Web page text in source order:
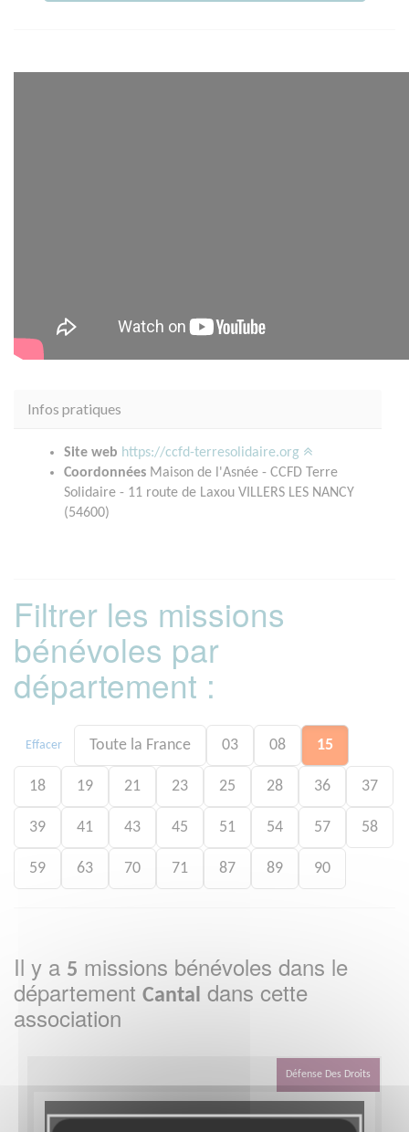
Infos pratiques
Site web https://ccfd-terresolidaire.org
Coordonnées Maison de l'Asnée - CCFD Terre
Solidaire - 11 route de Laxou VILLERS LES NANCY
(54600)
Filtrer les missions
bénévoles par
département :
Effacer Toute la France 03 08 15
18 19 21 23 25 28 36 37
39 41 43 45 51 54 57 58
59 63 70 71 87 89 90
Il y a 5 missions bénévoles dans le
département Cantal dans cette
association
Défense Des Droits